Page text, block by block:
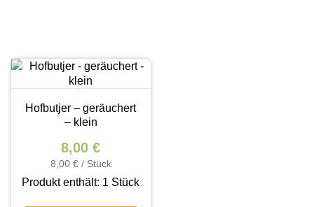
Hofbutjer – geräuchert
– klein
8,00€
8,00 €/ Stück
Produkt enthält: 1 Stück